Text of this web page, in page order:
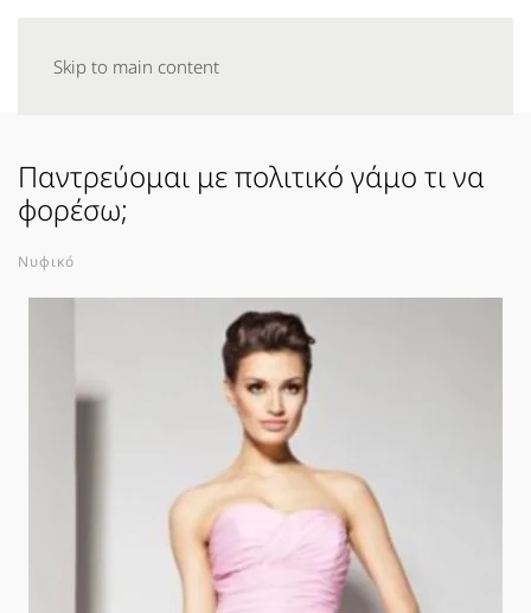
Skip to main content
Παντρεύομαι με πολιτικό γάμο τι να
φορέσω;
Νυφικό